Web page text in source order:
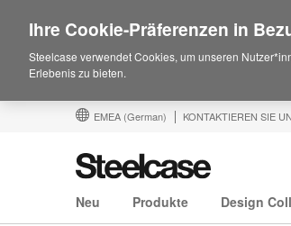
EMEA (German) KONTAKTIEREN SIE
Neu Produkte Design
Ihre Cookie-Präferenzen in
Steelcase verwendet Cookies, um unseren
Erlebenis zu bieten.